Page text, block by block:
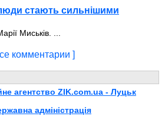
люди стають сильнішими
Миськів. ...
комментарии ]
агентство ZIK.com.ua - Луцьк
адміністрація